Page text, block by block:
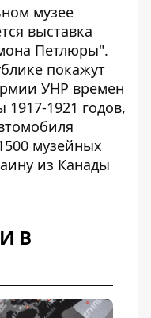
музее
выставка
Петлюры".
покажут
УНР времен
1921 годов,
музейных
из Канады
В